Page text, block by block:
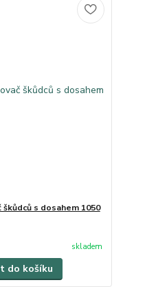
s dosahem 1050
skladem
do košíku